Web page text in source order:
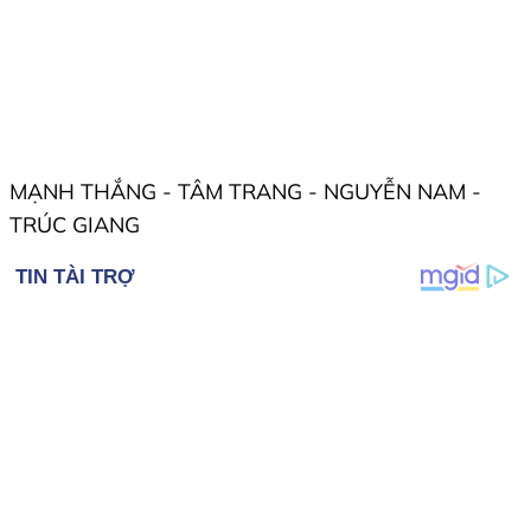
MẠNH THẮNG - TÂM TRANG - NGUYỄN NAM -
TRÚC GIANG